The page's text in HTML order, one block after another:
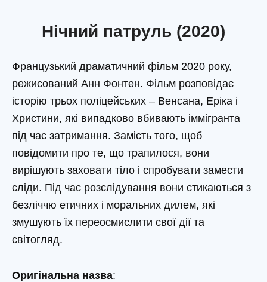
Нічний патруль (2020)
Французький драматичний фільм 2020 року,
режисований Анн Фонтен. Фільм розповідає
історію трьох поліцейських – Венсана, Еріка і
Христини, які випадково вбивають іммігранта
під час затримання. Замість того, щоб
повідомити про те, що трапилося, вони
вирішують заховати тіло і спробувати замести
сліди. Під час розслідування вони стикаються з
безліччю етичних і моральних дилем, які
змушують їх переосмислити свої дії та
світогляд.
Оригінальна назва: